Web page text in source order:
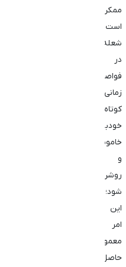
ممکن
است
شعله
در
فواصل
زمانی
کوتاه
خودبه‌خود
خاموش
و
روشن
شود؛
این
امر
معمولاً
حاصل